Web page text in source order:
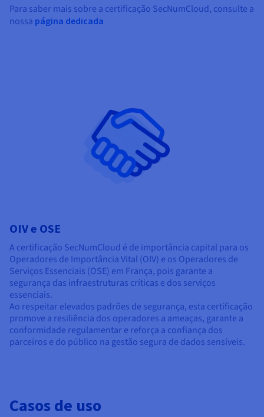
Para saber mais sobre a certificação SecNumCloud, consulte a
nossa página dedicada
OIV e OSE
A certificação SecNumCloud é de importância capital para os
Operadores de Importância Vital (OIV) e os Operadores de
Serviços Essenciais (OSE) em França, pois garante a
segurança das infraestruturas críticas e dos serviços
essenciais.
Ao respeitar elevados padrões de segurança, esta certificação
promove a resiliência dos operadores a ameaças, garante a
conformidade regulamentar e reforça a confiança dos
parceiros e do público na gestão segura de dados sensíveis.
Casos de uso